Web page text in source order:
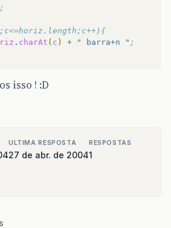
;
;c<=horiz.length;c++){
. charAt ( c ) + " barra+n " ;
isso ! :D
ULTIMA RESPOSTA
27 de abr. de 2004
RESPOSTAS
1